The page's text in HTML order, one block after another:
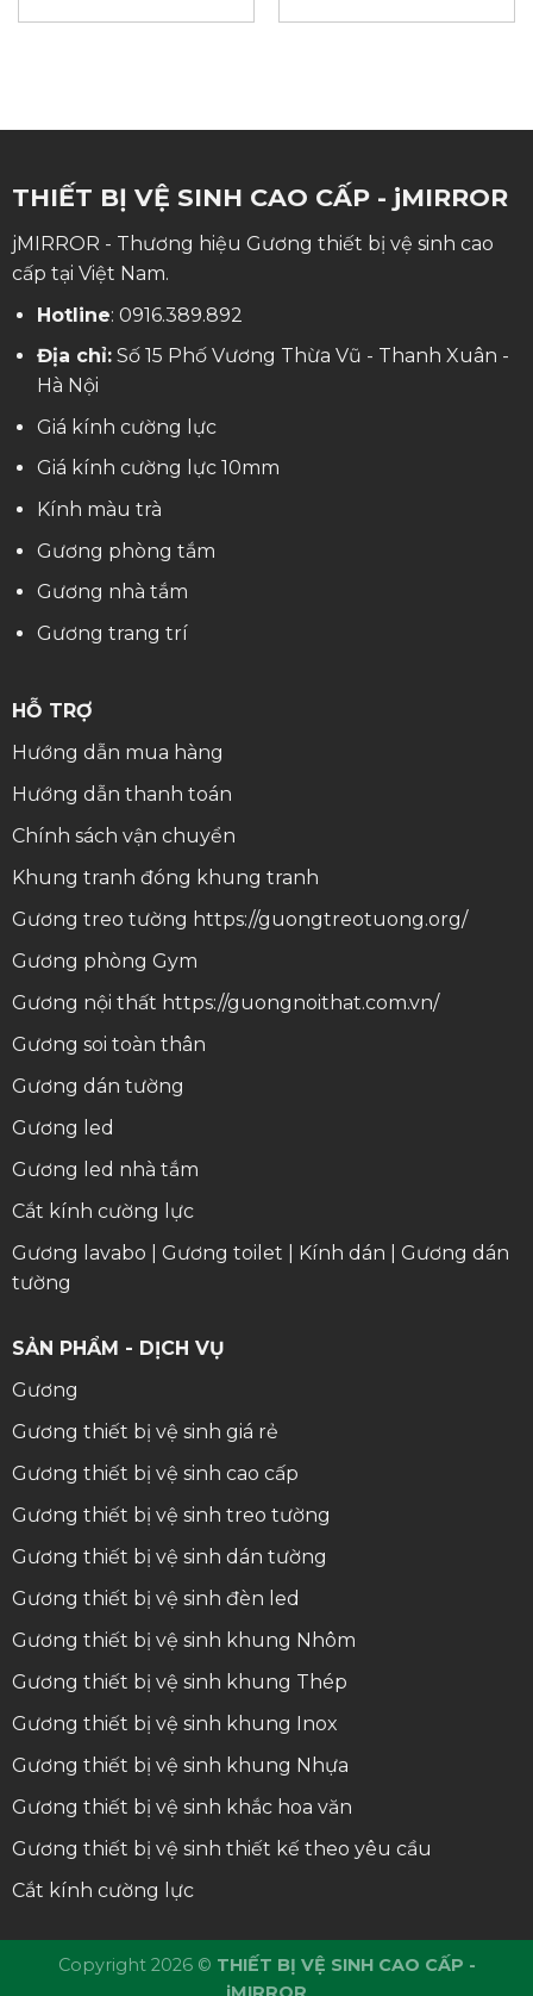
THIẾT BỊ VỆ SINH CAO CẤP - jMIRROR
jMIRROR - Thương hiệu Gương thiết bị vệ sinh cao
cấp tại Việt Nam.
Hotline: 0916.389.892
Địa chỉ:Số 15 Phố Vương Thừa Vũ - Thanh Xuân -
Hà Nội
Giá kính cường lực
Giá kính cường lực 10mm
Kính màu trà
Gương phòng tắm
Gương nhà tắm
Gương trang trí
HỖ TRỢ
Hướng dẫn mua hàng
Hướng dẫn thanh toán
Chính sách vận chuyển
Khung tranh đóng khung tranh
Gương treo tường https://guongtreotuong.org/
Gương phòng Gym
Gương nội thất https://guongnoithat.com.vn/
Gương soi toàn thân
Gương dán tường
Gương led
Gương led nhà tắm
Cắt kính cường lực
Gương lavabo
Gương toilet Kính dán
Gương dán
tường
SẢN PHẨM - DỊCH VỤ
Gương
Gương thiết bị vệ sinh giá rẻ
Gương thiết bị vệ sinh cao cấp
Gương thiết bị vệ sinh treo tường
Gương thiết bị vệ sinh dán tường
Gương thiết bị vệ sinh đèn led
Gương thiết bị vệ sinh khung Nhôm
Gương thiết bị vệ sinh khung Thép
Gương thiết bị vệ sinh khung Inox
Gương thiết bị vệ sinh khung Nhựa
Gương thiết bị vệ sinh khắc hoa văn
Gương thiết bị vệ sinh thiết kế theo yêu cầu
Cắt kính cường lực
Copyright 2026 © THIẾT BỊ VỆ SINH CAO CẤP -